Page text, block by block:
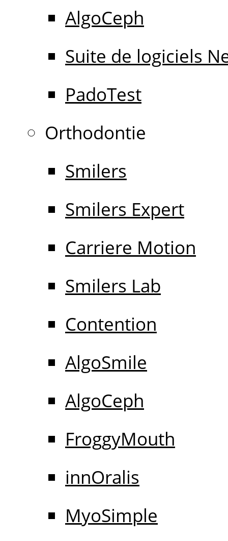
AlgoCeph
Suite de logiciels
PadoTest
Orthodontie
Smilers
Smilers Expert
Carriere Motion
Smilers Lab
Contention
AlgoSmile
AlgoCeph
FroggyMouth
innOralis
MyoSimple